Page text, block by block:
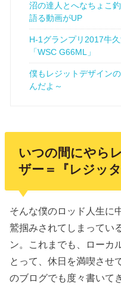
沼の達人とへなちょこ
語る動画がUP
H-1グランプリ2017牛
「WSC G66ML」
僕もレジットデザイン
んだよ～
いつの間にやら
ザー＝『レジッタ
そんな僕のロッド人生に
鷲掴みされてしまってい
ン。これまでも、ローカ
とって、休日を満喫させ
のブログでも度々書いて